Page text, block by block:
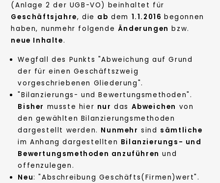
(Anlage 2 der UGB-VO) beinhaltet für
Geschäftsjahre, die ab dem 1.1.2016begonnen
haben, nunmehr folgende Änderungen bzw.
neue Inhalte.
Wegfall des Punkts "Abweichung auf Grund
der für einen Geschäftszweig
vorgeschriebenen Gliederung".
"Bilanzierungs- und Bewertungsmethoden".
Bisher musste hier nur das Abweichen von
den gewählten Bilanzierungsmethoden
dargestellt werden. Nunmehr sind sämtliche
im Anhang dargestellten Bilanzierungs- und
Bewertungsmethoden anzuführen und
offenzulegen.
Neu: "Abschreibung Geschäfts(Firmen)wert".